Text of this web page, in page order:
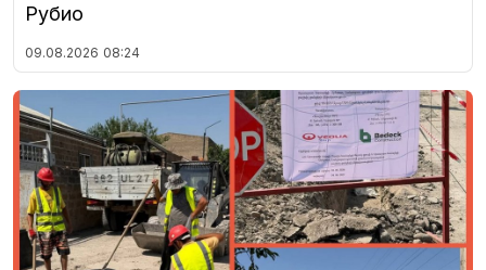
Рубио
09.08.2026 08:24